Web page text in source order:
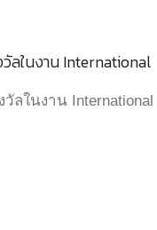
ลในงาน International
ลในงาน International